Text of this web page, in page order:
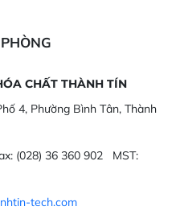
CHẤT THÀNH TÍN
4, Phường Bình Tân, Thành
(028) 36 360 902 MST:
tech.com